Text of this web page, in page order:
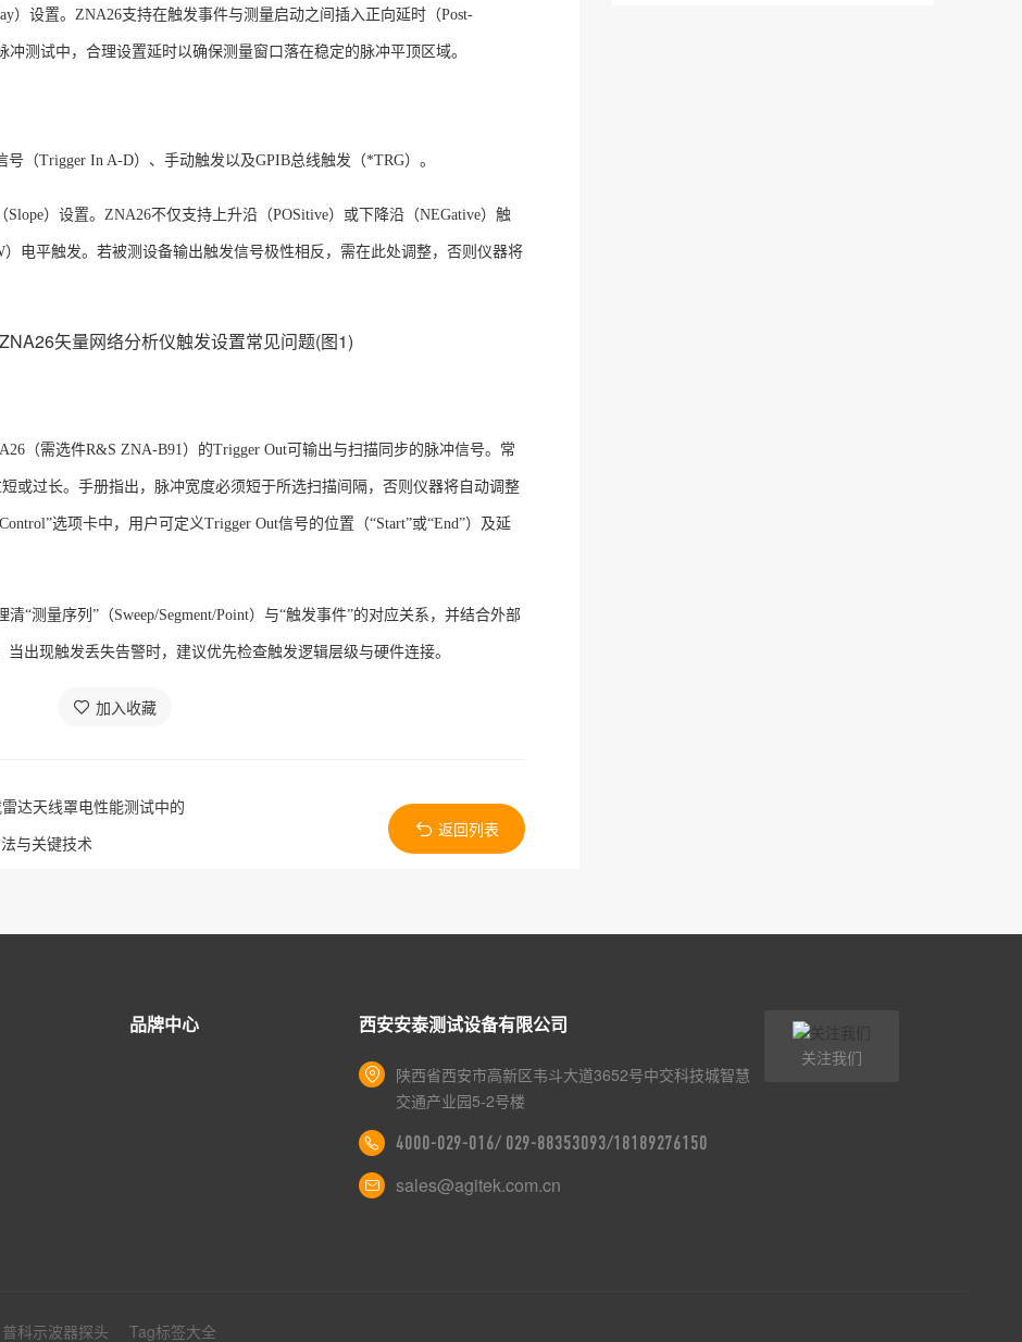
）设置。ZNA26支持在触发事件与测量启动之间插入正向延时（Post-
冲测试中，合理设置延时以确保测量窗口落在稳定的脉冲平顶区域。
（Trigger In A-D）、手动触发以及GPIB总线触发（*TRG） 。
Slope）设置。ZNA26不仅支持上升沿（POSitive）或下降沿（NEGative）触
）电平触发。若被测设备输出触发信号极性相反，需在此处调整，否则仪器将
（需选件R&S ZNA-B91）的Trigger Out可输出与扫描同步的脉冲信号。常
或过长。手册指出，脉冲宽度必须短于所选扫描间隔，否则仪器将自动调整
Control”选项卡中，用户可定义Trigger Out信号的位置（“Start”或“End”）及延
“测量序列”（Sweep/Segment/Point）与“触发事件”的对应关系，并结合外部
出现触发丢失告警时，建议优先检查触发逻辑层级与硬件连接。
加入收藏
达天线罩电性能测试中的
与关键技术
返回列表
品牌中心 西安安泰测试设备有限公司
陕西省西安市高新区韦斗大道3652号中交科技城智慧
交通产业园5-2号楼
4000-029-016/ 029-88353093/18189276150
sales@agitek.com.cn
关注我们
普科示波器探头 Tag标签大全